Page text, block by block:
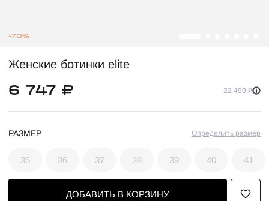
-70%
Женские ботинки elite
6 747 ₽ 22 490 ₽
РАЗМЕР Определить размер
35 36 37 38 39 40 41
ДОБАВИТЬ В КОРЗИНУ